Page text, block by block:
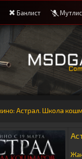
Банлист
Астрал. Школа